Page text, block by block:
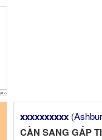
xxxxxxxxxx (
CẦN SANG GẤP